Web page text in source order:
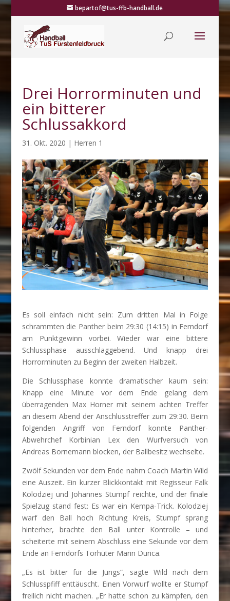
bepartof@tus-ffb-handball.de
Drei Horrorminuten und
ein bitterer
Schlussakkord
31. Okt. 2020 | Herren 1
Es soll einfach nicht sein: Zum dritten Mal in Folge
schrammten die Panther beim 29:30 (14:15) in Ferndorf
am Punktgewinn vorbei. Wieder war eine bittere
Schlussphase ausschlaggebend. Und knapp drei
Horrorminuten zu Beginn der zweiten Halbzeit.
Die Schlussphase konnte dramatischer kaum sein:
Knapp eine Minute vor dem Ende gelang dem
überragenden Max Horner mit seinem achten Treffer
an diesem Abend der Anschlusstreffer zum 29:30. Beim
folgenden Angriff von Ferndorf konnte Panther-
Abwehrchef Korbinian Lex den Wurfversuch von
Andreas Bornemann blocken, der Ballbesitz wechselte.
Zwölf Sekunden vor dem Ende nahm Coach Martin Wild
eine Auszeit. Ein kurzer Blickkontakt mit Regisseur Falk
Kolodziej und Johannes Stumpf reichte, und der finale
Spielzug stand fest: Es war ein Kempa-Trick. Kolodziej
warf den Ball hoch Richtung Kreis, Stumpf sprang
hinterher, brachte den Ball unter Kontrolle – und
scheiterte mit seinem Abschluss eine Sekunde vor dem
Ende an Ferndorfs Torhüter Marin Durica.
„Es ist bitter für die Jungs“, sagte Wild nach dem
Schlusspfiff enttäuscht. Einen Vorwurf wollte er Stumpf
freilich nicht machen. „Er hatte schon zu kämpfen, den